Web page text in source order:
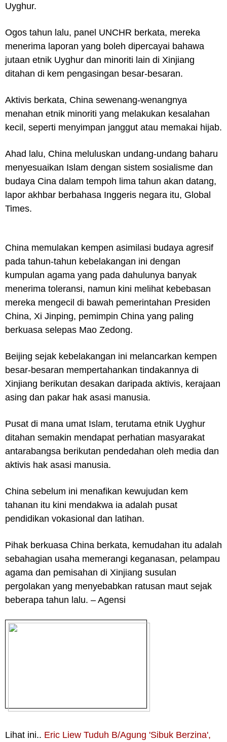
Uyghur.
Ogos tahun lalu, panel UNCHR berkata, mereka
menerima laporan yang boleh dipercayai bahawa
jutaan etnik Uyghur dan minoriti lain di Xinjiang
ditahan di kem pengasingan besar-besaran.
Aktivis berkata, China sewenang-wenangnya
menahan etnik minoriti yang melakukan kesalahan
kecil, seperti menyimpan janggut atau memakai hijab.
Ahad lalu, China meluluskan undang-undang baharu
menyesuaikan Islam dengan sistem sosialisme dan
budaya Cina dalam tempoh lima tahun akan datang,
lapor akhbar berbahasa Inggeris negara itu, Global
Times.
China memulakan kempen asimilasi budaya agresif
pada tahun-tahun kebelakangan ini dengan
kumpulan agama yang pada dahulunya banyak
menerima toleransi, namun kini melihat kebebasan
mereka mengecil di bawah pemerintahan Presiden
China, Xi Jinping, pemimpin China yang paling
berkuasa selepas Mao Zedong.
Beijing sejak kebelakangan ini melancarkan kempen
besar-besaran mempertahankan tindakannya di
Xinjiang berikutan desakan daripada aktivis, kerajaan
asing dan pakar hak asasi manusia.
Pusat di mana umat Islam, terutama etnik Uyghur
ditahan semakin mendapat perhatian masyarakat
antarabangsa berikutan pendedahan oleh media dan
aktivis hak asasi manusia.
China sebelum ini menafikan kewujudan kem
tahanan itu kini mendakwa ia adalah pusat
pendidikan vokasional dan latihan.
Pihak berkuasa China berkata, kemudahan itu adalah
sebahagian usaha memerangi keganasan, pelampau
agama dan pemisahan di Xinjiang susulan
pergolakan yang menyebabkan ratusan maut sejak
beberapa tahun lalu. – Agensi
Lihat ini.. Eric Liew Tuduh B/Agung 'Sibuk Berzina',